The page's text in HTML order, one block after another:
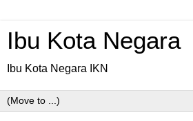
Ibu Kota Negara
Ibu Kota Negara IKN